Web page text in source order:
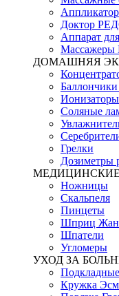
Доктор
Аппарат
Массажеры
ДОМАШНЯЯ
Ионизаторы
Соляные
Грелки
Дозиметры
Ножницы
Скальпеля
Пинцеты
Шприц
Шпатели
Угломеры
УХОД ЗА
Кружка